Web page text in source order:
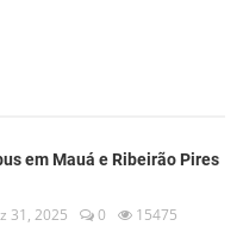
em Mauá e Ribeirão Pires
31, 2025 0 15475